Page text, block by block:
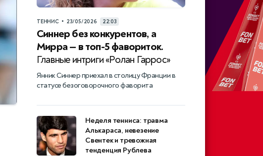
ТЕННИС • 23/05/2026 22:03
Синнер без конкурентов, а
Мирра — в топ-5 фавориток.
Главные интриги «Ролан Гаррос»
Янник Синнер приехал в столицу Франции в
статусе безоговорочного фаворита
Неделя тенниса: травма
Алькараса, невезение
Свентек и тревожная
тенденция Рублева